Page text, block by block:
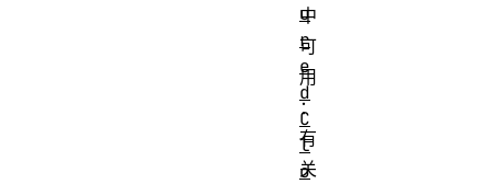
中
可
用
：
有
关
u
r
e
d
C
l
o